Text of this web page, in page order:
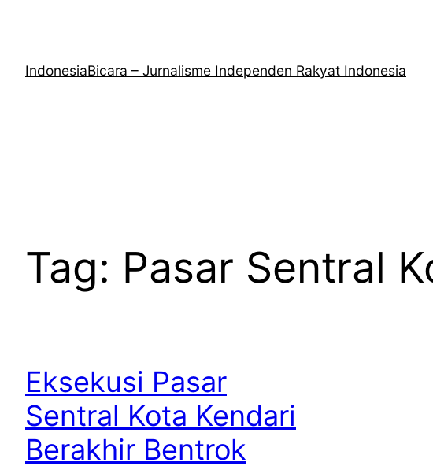
IndonesiaBicara – Jurnalisme Independen Rakyat Indonesia
Tag: Pasar Sentral
Eksekusi Pasar
Sentral Kota Kendari
Berakhir Bentrok